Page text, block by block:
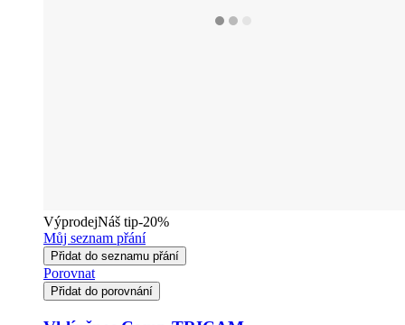
VýprodejNáš tip-20%
Můj seznam přání
Přidat do seznamu přání
Porovnat
Přidat do porovnání